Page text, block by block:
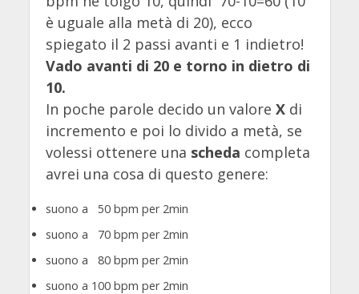
è uguale alla metà di 20), ecco
spiegato il 2 passi avanti e 1 indietro!
Vado avanti di 20 e torno in dietro di
10.
In poche parole decido un valore X di
incremento e poi lo divido a metà, se
volessi ottenere una scheda completa
avrei una cosa di questo genere:
suono a 50 bpm per 2min
suono a 70 bpm per 2min
suono a 80 bpm per 2min
suono a 100 bpm per 2min